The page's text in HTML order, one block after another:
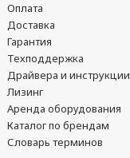
Оплата
Доставка
Гарантия
Техподдержка
Драйвера и инструкции
Лизинг
Аренда оборудования
Каталог по брендам
Словарь терминов